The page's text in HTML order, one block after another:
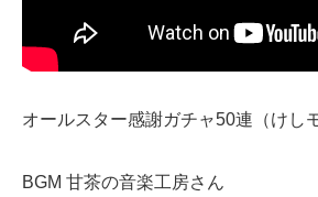
オールスター感謝ガチャ50連（けし
BGM 甘茶の音楽工房さん